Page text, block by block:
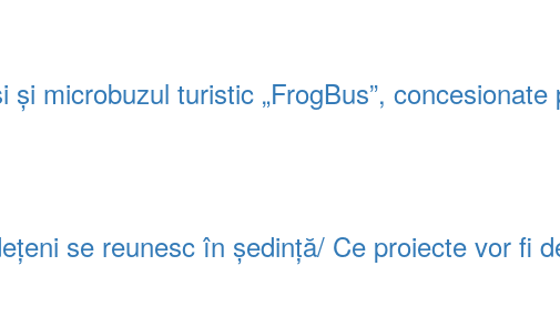
microbuzul turistic „FrogBus”,
se reunesc în ședință/ Ce proiecte vor fi